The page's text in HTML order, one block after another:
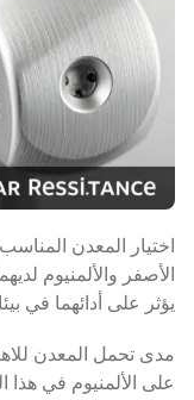
اختيار المعدن
الأصفر والألمنيوم
يؤثر على أدائهما في
مدى تحمل المعدن
على الألمنيوم في